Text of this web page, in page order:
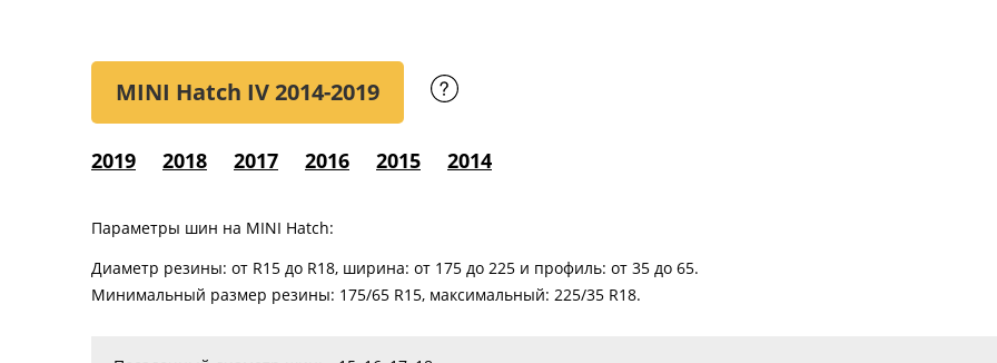
MINI Hatch IV2014-2019
2019 2018 2017 2016 2015 2014
Параметры шин на MINI Hatch:
Диаметр резины: от R15 до R18, ширина: от 175 до 225 и профиль: от 35 до 65.
Минимальный размер резины: 175/65 R15, максимальный: 225/35 R18.